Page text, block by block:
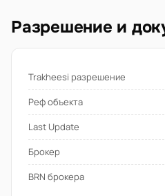
Разрешение и
Trakheesi разрешение
Реф объекта
Last Update
Брокер
BRN брокера